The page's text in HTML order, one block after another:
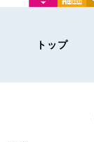
トップ